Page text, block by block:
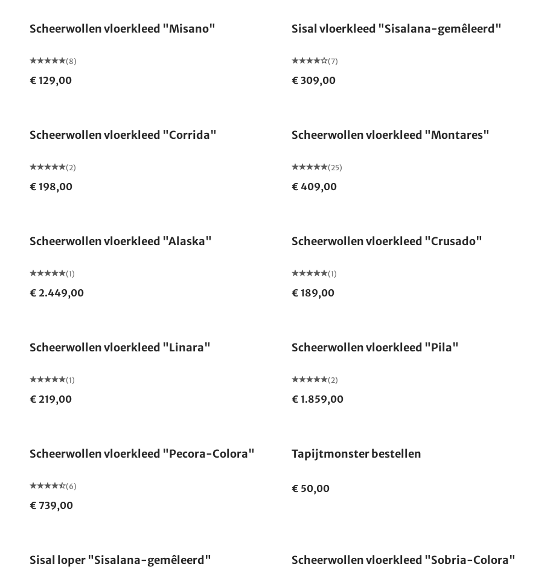
Scheerwollen vloerkleed "Misano"
(8)
€ 129,00
Sisal vloerkleed "Sisalana-gemêleerd"
(7)
€ 309,00
Scheerwollen vloerkleed "Corrida"
(2)
€ 198,00
Scheerwollen vloerkleed "Montares"
(25)
€ 409,00
Scheerwollen vloerkleed "Alaska"
(1)
€ 2.449,00
Scheerwollen vloerkleed "Crusado"
(1)
€ 189,00
Scheerwollen vloerkleed "Linara"
(1)
€ 219,00
Scheerwollen vloerkleed "Pila"
(2)
€ 1.859,00
Scheerwollen vloerkleed "Pecora-Colora"
(6)
€ 739,00
Tapijtmonster bestellen
€ 50,00
Sisal loper "Sisalana-gemêleerd" Scheerwollen vloerkleed "Sobria-Colora"